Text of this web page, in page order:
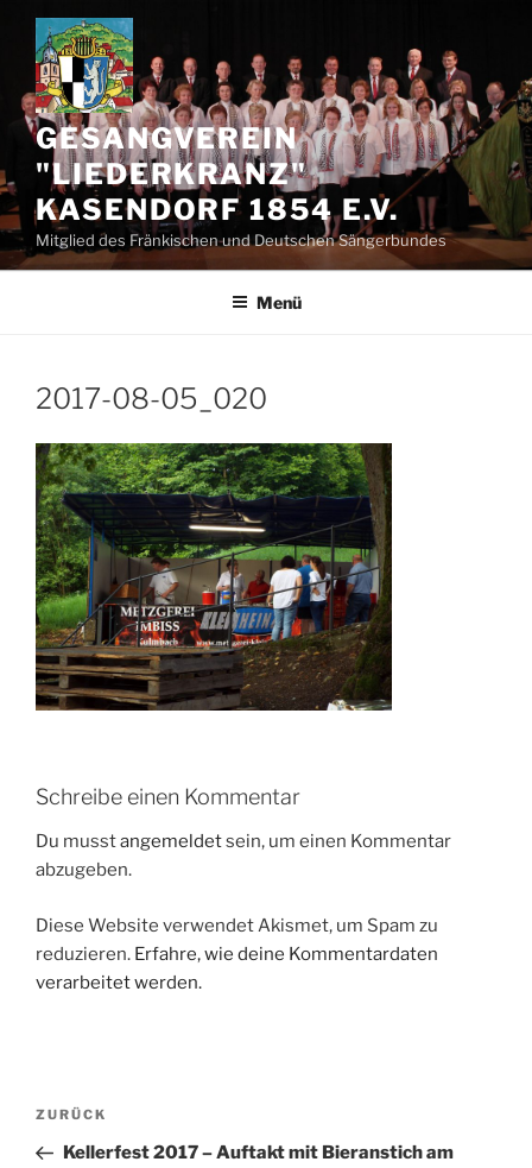
Zum
Inhalt
springen
GESANGVEREIN
"LIEDERKRANZ"
KASENDORF 1854 E.V.
Mitglied des Fränkischen und Deutschen Sängerbundes
Menü
2017-08-05_020
Schreibe einen Kommentar
Du musstangemeldetsein, um einen Kommentar
abzugeben.
Diese Website verwendet Akismet, um Spam zu
reduzieren. Erfahre, wie deine Kommentardaten
verarbeitet werden.
Beitragsnavigation
Vorheriger
Beitrag
ZURÜCK
Kellerfest 2017 – Auftakt mit Bieranstich am